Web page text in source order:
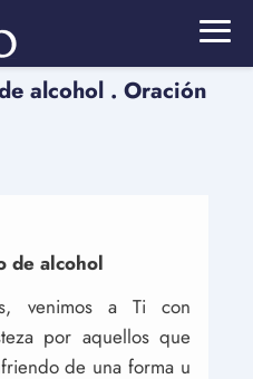
alcohol . Oración
de alcohol
venimos a Ti con
por aquellos que
de una forma u